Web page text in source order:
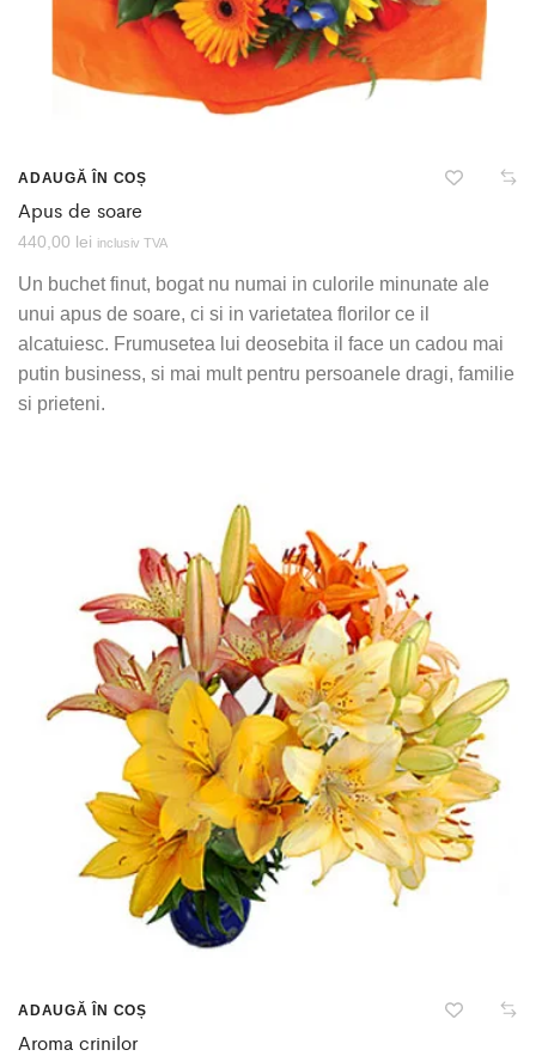
ADAUGĂ ÎN COȘ
Apus de soare
440,00 lei inclusiv TVA
Un buchet finut, bogat nu numai in culorile minunate ale
unui apus de soare, ci si in varietatea florilor ce il
alcatuiesc. Frumusetea lui deosebita il face un cadou mai
putin business, si mai mult pentru persoanele dragi, familie
si prieteni.
ADAUGĂ ÎN COȘ
Aroma crinilor